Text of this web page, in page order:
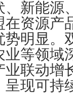
新能源
资源产
明显。
等领域
联动增
现可持